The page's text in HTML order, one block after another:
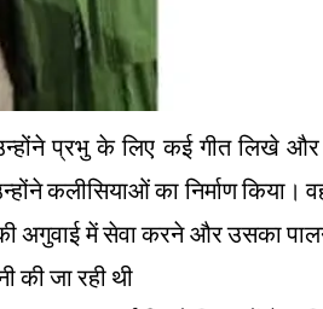
प्रभु के लिए कई गीत लिखे
कलीसियाओं का निर्माण किया।
अगुवाई में सेवा करने और उसका
जा रही थी